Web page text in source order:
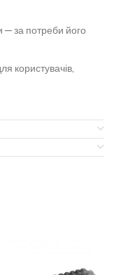
— за потреби його
користувачів,